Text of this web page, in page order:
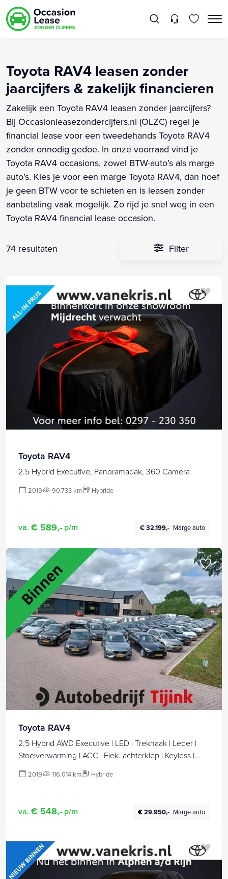
Toyota RAV4 leasen zonder
jaarcijfers & zakelijk financieren
Zakelijk een Toyota RAV4 leasen zonder jaarcijfers?
Bij Occasionleasezondercijfers.nl (OLZC) regel je
financial lease voor een tweedehands Toyota RAV4
zonder onnodig gedoe. In onze voorraad vind je
Toyota RAV4 occasions, zowel BTW-auto’s als marge
auto’s. Kies je voor een marge Toyota RAV4, dan hoef
je geen BTW voor te schieten en is leasen zonder
aanbetaling vaak mogelijk. Zo rijd je snel weg in een
Toyota RAV4 financial lease occasion.
74 resultaten Filter
Toyota RAV4
2.5 Hybrid Executive, Panoramadak, 360 Camera
2019 90.733 km Hybride
va. € 589,- p/m € 32.199,- Marge auto
Toyota RAV4
2.5 Hybrid AWD Executive | LED | Trekhaak | Leder |
Stoelverwarming | ACC | Elek. achterklep | Keyless |
2019 116.014 km Hybride
va. € 548,- p/m € 29.950,- Marge auto